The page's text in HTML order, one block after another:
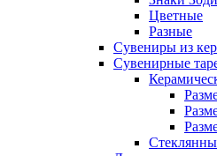
Цветные
Разные
Сувениры из
Сувенирные